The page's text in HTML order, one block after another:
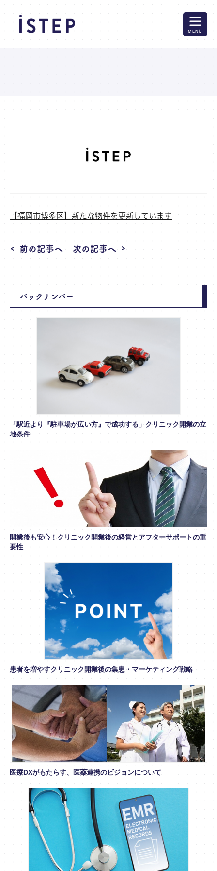
MENU
【福岡市博多区】新たな物件を更新しています
前の記事へ 次の記事へ
バックナンバー
「駅近より『駐車場が広い方』で成功する」クリニック開業の立
地条件
開業後も安心！クリニック開業後の経営とアフターサポートの重
要性
患者を増やすクリニック開業後の集患・マーケティング戦略
医療DXがもたらす、医薬連携のビジョンについて